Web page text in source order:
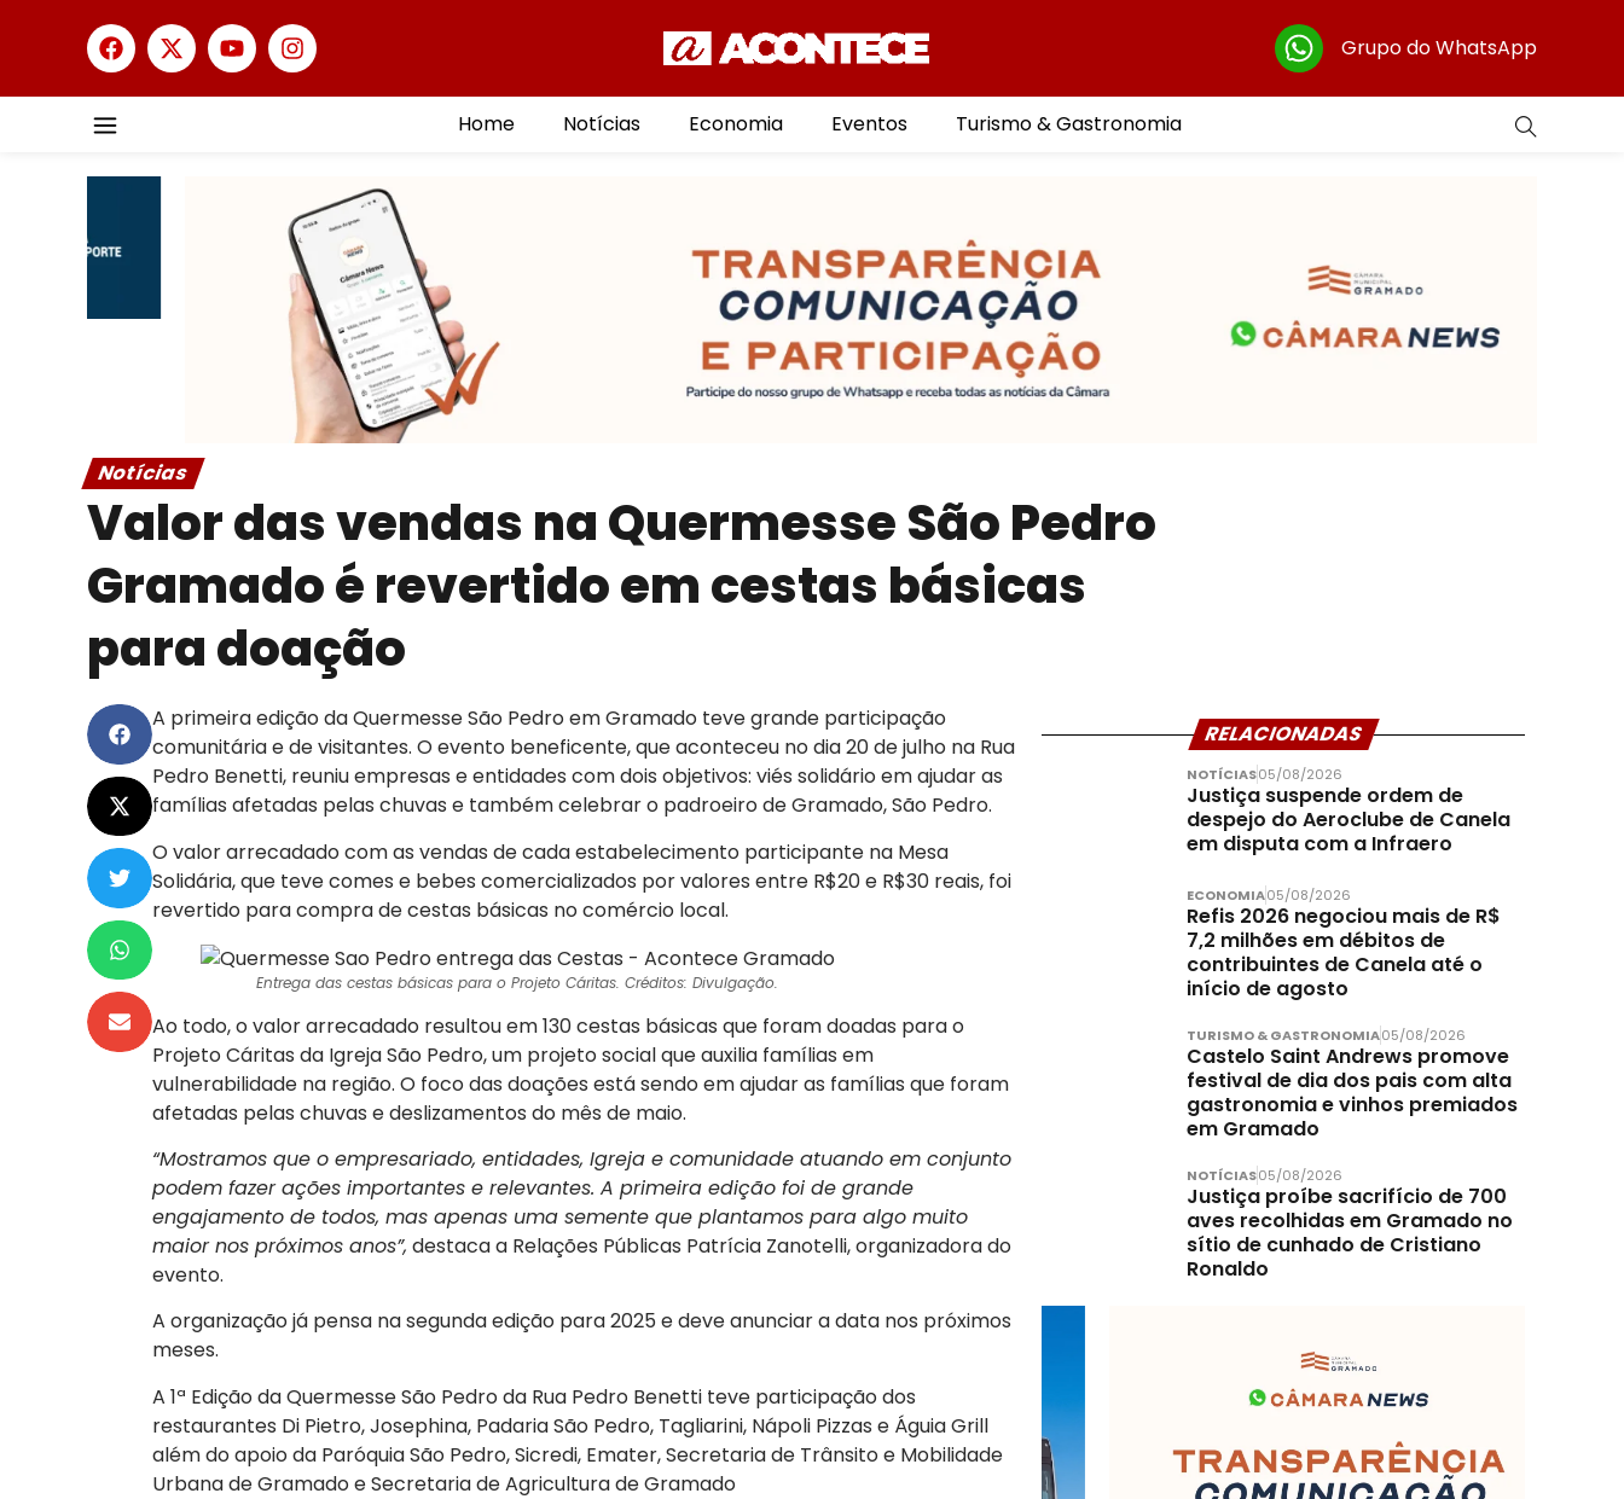
Grupo do WhatsApp
Home Notícias Economia Eventos Turismo & Gastronomia
Notícias
Valor das vendas na Quermesse São Pedro
Gramado é revertido em cestas básicas
para doação
A primeira edição da Quermesse São Pedro em Gramado teve grande participação
comunitária e de visitantes. O evento beneficente, que aconteceu no dia 20 de julho na Rua
Pedro Benetti, reuniu empresas e entidades com dois objetivos: viés solidário em ajudar as
famílias afetadas pelas chuvas e também celebrar o padroeiro de Gramado, São Pedro.
O valor arrecadado com as vendas de cada estabelecimento participante na Mesa
Solidária, que teve comes e bebes comercializados por valores entre R$20 e R$30 reais, foi
revertido para compra de cestas básicas no comércio local.
Entrega das cestas básicas para o Projeto Cáritas. Créditos: Divulgação.
Ao todo, o valor arrecadado resultou em 130 cestas básicas que foram doadas para o
Projeto Cáritas da Igreja São Pedro, um projeto social que auxilia famílias em
vulnerabilidade na região. O foco das doações está sendo em ajudar as famílias que foram
afetadas pelas chuvas e deslizamentos do mês de maio.
“Mostramos que o empresariado, entidades, Igreja e comunidade atuando em conjunto
podem fazer ações importantes e relevantes. A primeira edição foi de grande
engajamento de todos, mas apenas uma semente que plantamos para algo muito
maior nos próximos anos”, destaca a Relações Públicas Patrícia Zanotelli, organizadora do
evento.
A organização já pensa na segunda edição para 2025 e deve anunciar a data nos próximos
meses.
A 1ª Edição da Quermesse São Pedro da Rua Pedro Benetti teve participação dos
restaurantes Di Pietro, Josephina, Padaria São Pedro, Tagliarini, Nápoli Pizzas e Águia Grill
além do apoio da Paróquia São Pedro, Sicredi, Emater, Secretaria de Trânsito e Mobilidade
Urbana de Gramado e Secretaria de Agricultura de Gramado
RELACIONADAS
NOTÍCIAS05/08/2026
Justiça suspende ordem de
despejo do Aeroclube de Canela
em disputa com a Infraero
ECONOMIA05/08/2026
Refis 2026 negociou mais de R$
7,2 milhões em débitos de
contribuintes de Canela até o
início de agosto
TURISMO & GASTRONOMIA05/08/2026
Castelo Saint Andrews promove
festival de dia dos pais com alta
gastronomia e vinhos premiados
em Gramado
NOTÍCIAS05/08/2026
Justiça proíbe sacrifício de 700
aves recolhidas em Gramado no
sítio de cunhado de Cristiano
Ronaldo